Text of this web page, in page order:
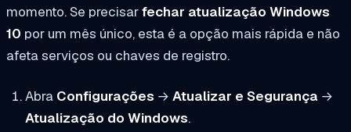
momento. Se precisarfechar atualização Windows
10 por um mês único, esta é a opção mais rápida e não
afeta serviços ou chaves de registro.
Abra Configurações → Atualizar e Segurança →
Atualização do Windows.